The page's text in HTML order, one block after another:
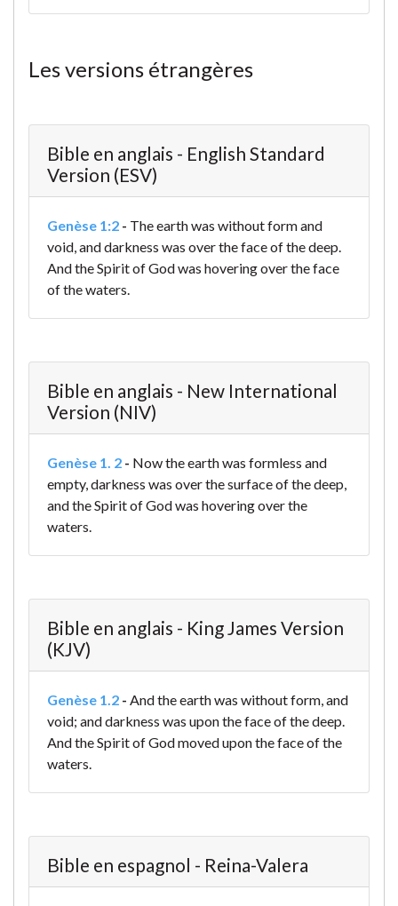
Les versions étrangères
Bible en anglais - English Standard
Version (ESV)
Genèse 1:2 - The earth was without form and
void, and darkness was over the face of the deep.
And the Spirit of God was hovering over the face
of the waters.
Bible en anglais - New International
Version (NIV)
Genèse 1. 2 - Now the earth was formless and
empty, darkness was over the surface of the deep,
and the Spirit of God was hovering over the
waters.
Bible en anglais - King James Version
(KJV)
Genèse 1.2 - And the earth was without form, and
void; and darkness was upon the face of the deep.
And the Spirit of God moved upon the face of the
waters.
Bible en espagnol - Reina-Valera